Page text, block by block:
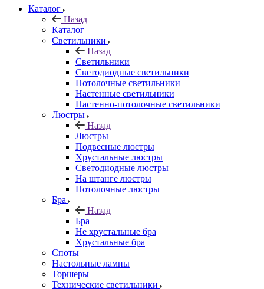
Каталог
Назад
Каталог
Светильники
Назад
Светильники
Светодиодные светильники
Потолочные светильники
Настенные светильники
Настенно-потолочные светильники
Люстры
Назад
Люстры
Подвесные люстры
Хрустальные люстры
Светодиодные люстры
На штанге люстры
Потолочные люстры
Бра
Назад
Бра
Не хрустальные бра
Хрустальные бра
Споты
Настольные лампы
Торшеры
Технические светильники